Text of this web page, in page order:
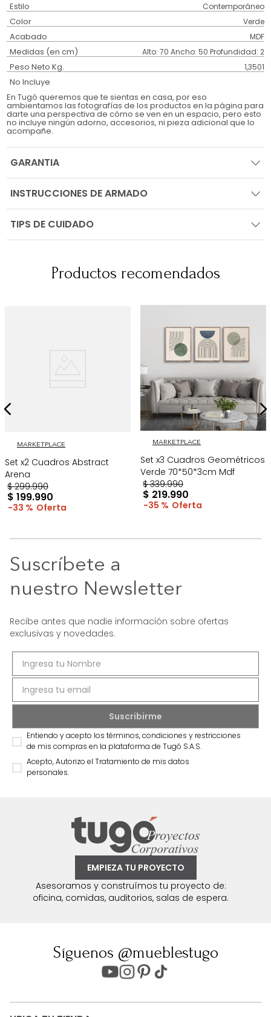
Estilo Contemporáneo
Color Verde
Acabado MDF
Medidas (en cm) Alto: 70 Ancho: 50 Profundidad: 2
Peso Neto Kg. 1,3501
No Incluye
En Tugó queremos que te sientas en casa, por eso
ambientamos las fotografías de los productos en la página para
darte una perspectiva de cómo se ven en un espacio, pero esto
no incluye ningún adorno, accesorios, ni pieza adicional que lo
acompañe.
GARANTIA
INSTRUCCIONES DE ARMADO
TIPS DE CUIDADO
Productos recomendados
MARKETPLACE
Set x2 Cuadros Abstract
Arena
$ 299.990
$ 199.990
33 %
MARKETPLACE
Set x3 Cuadros Geométricos
Verde 70*50*3cm Mdf
$ 339.990
$ 219.990
35 %
Suscríbete a
nuestro Newsletter
Recibe antes que nadie información sobre ofertas
exclusivas y novedades.
Entiendo y acepto los términos, condiciones y restricciones
de mis compras en la plataforma de Tugó S.A.S.
Acepto, Autorizo el Tratamiento de mis datos
personales.
EMPIEZA TU PROYECTO
Asesoramos y construímos tu proyecto de:
oficina, comidas, auditorios, salas de espera.
Síguenos @mueblestugo